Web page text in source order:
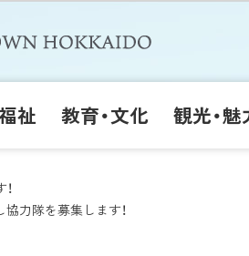
祉 教育・文化 観光・魅
力隊を募集します！